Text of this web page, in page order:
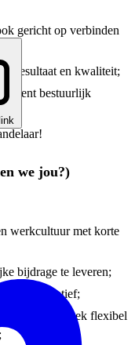
gericht op verbinden
resultaat en kwaliteit;
bent bestuurlijk
we jou?)
werkcultuur met korte
bijdrage te leveren;
eigen initiatief;
jouw werkweek flexibel